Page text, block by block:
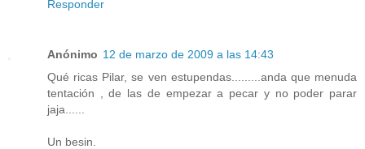
Responder
Anónimo 12 de marzo de 2009 a las 14:43
Qué ricas Pilar, se ven estupendas.........anda que menuda
tentación , de las de empezar a pecar y no poder parar
jaja......
Un besin.